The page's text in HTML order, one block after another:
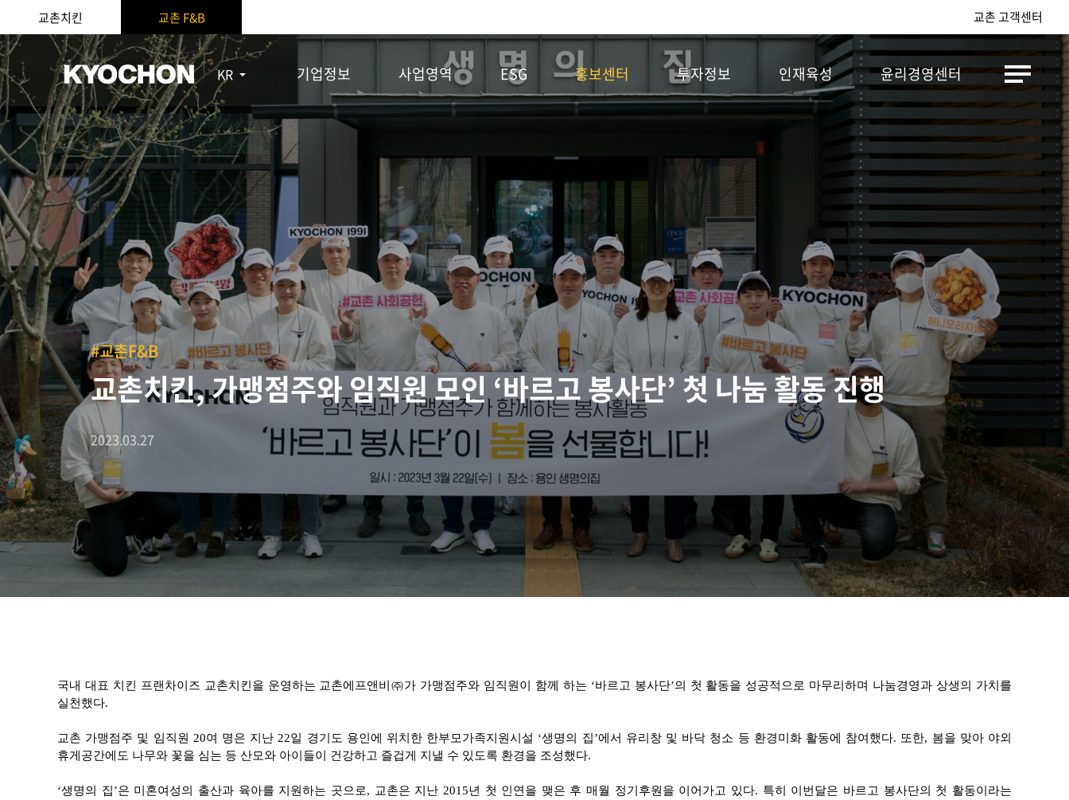
교촌치킨 교촌 F&B 교촌 고객센터
KR 기업정보 사업영역 ESG 홍보센터 투자정보 인재육성 윤리경영센터
#교촌F&B
교촌치킨, 가맹점주와 임직원 모인 ‘바르고 봉사단’ 첫 나눔 활동 진행
2023.03.27
국내 대표 치킨 프랜차이즈 교촌치킨을 운영하는 교촌에프앤비㈜가 가맹점주와 임직원이 함께 하는 ‘바르고 봉사단’의 첫 활동을 성공적으로 마무리하며 나눔경영과 상생의 가치를
실천했다.
교촌 가맹점주 및 임직원 20여 명은 지난 22일 경기도 용인에 위치한 한부모가족지원시설 ‘생명의 집’에서 유리창 및 바닥 청소 등 환경미화 활동에 참여했다. 또한, 봄을 맞아 야외
휴게공간에도 나무와 꽃을 심는 등 산모와 아이들이 건강하고 즐겁게 지낼 수 있도록 환경을 조성했다.
‘생명의 집’은 미혼여성의 출산과 육아를 지원하는 곳으로, 교촌은 지난 2015년 첫 인연을 맺은 후 매월 정기후원을 이어가고 있다. 특히 이번달은 바르고 봉사단의 첫 활동이라는